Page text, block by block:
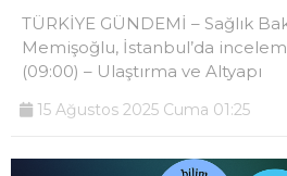
TÜRKİYE GÜNDEMİ – Sağlık
Memişoğlu, İstanbul’da
(09:00) – Ulaştırma ve Altyapı
15 Ağustos 2025 Cuma 01:25